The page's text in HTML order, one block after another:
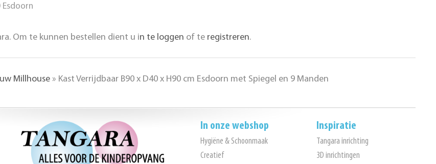
Om te kunnen bestellen dient u in te loggen of te registreren.
Millhouse » Kast Verrijdbaar B90 x D40 x H90 cm Esdoorn met Spiegel en 9 Manden
In onze webshop
Hygiëne & Schoonmaak
Creatief
Inspiratie
Tangara inrichting
3D inrichtingen